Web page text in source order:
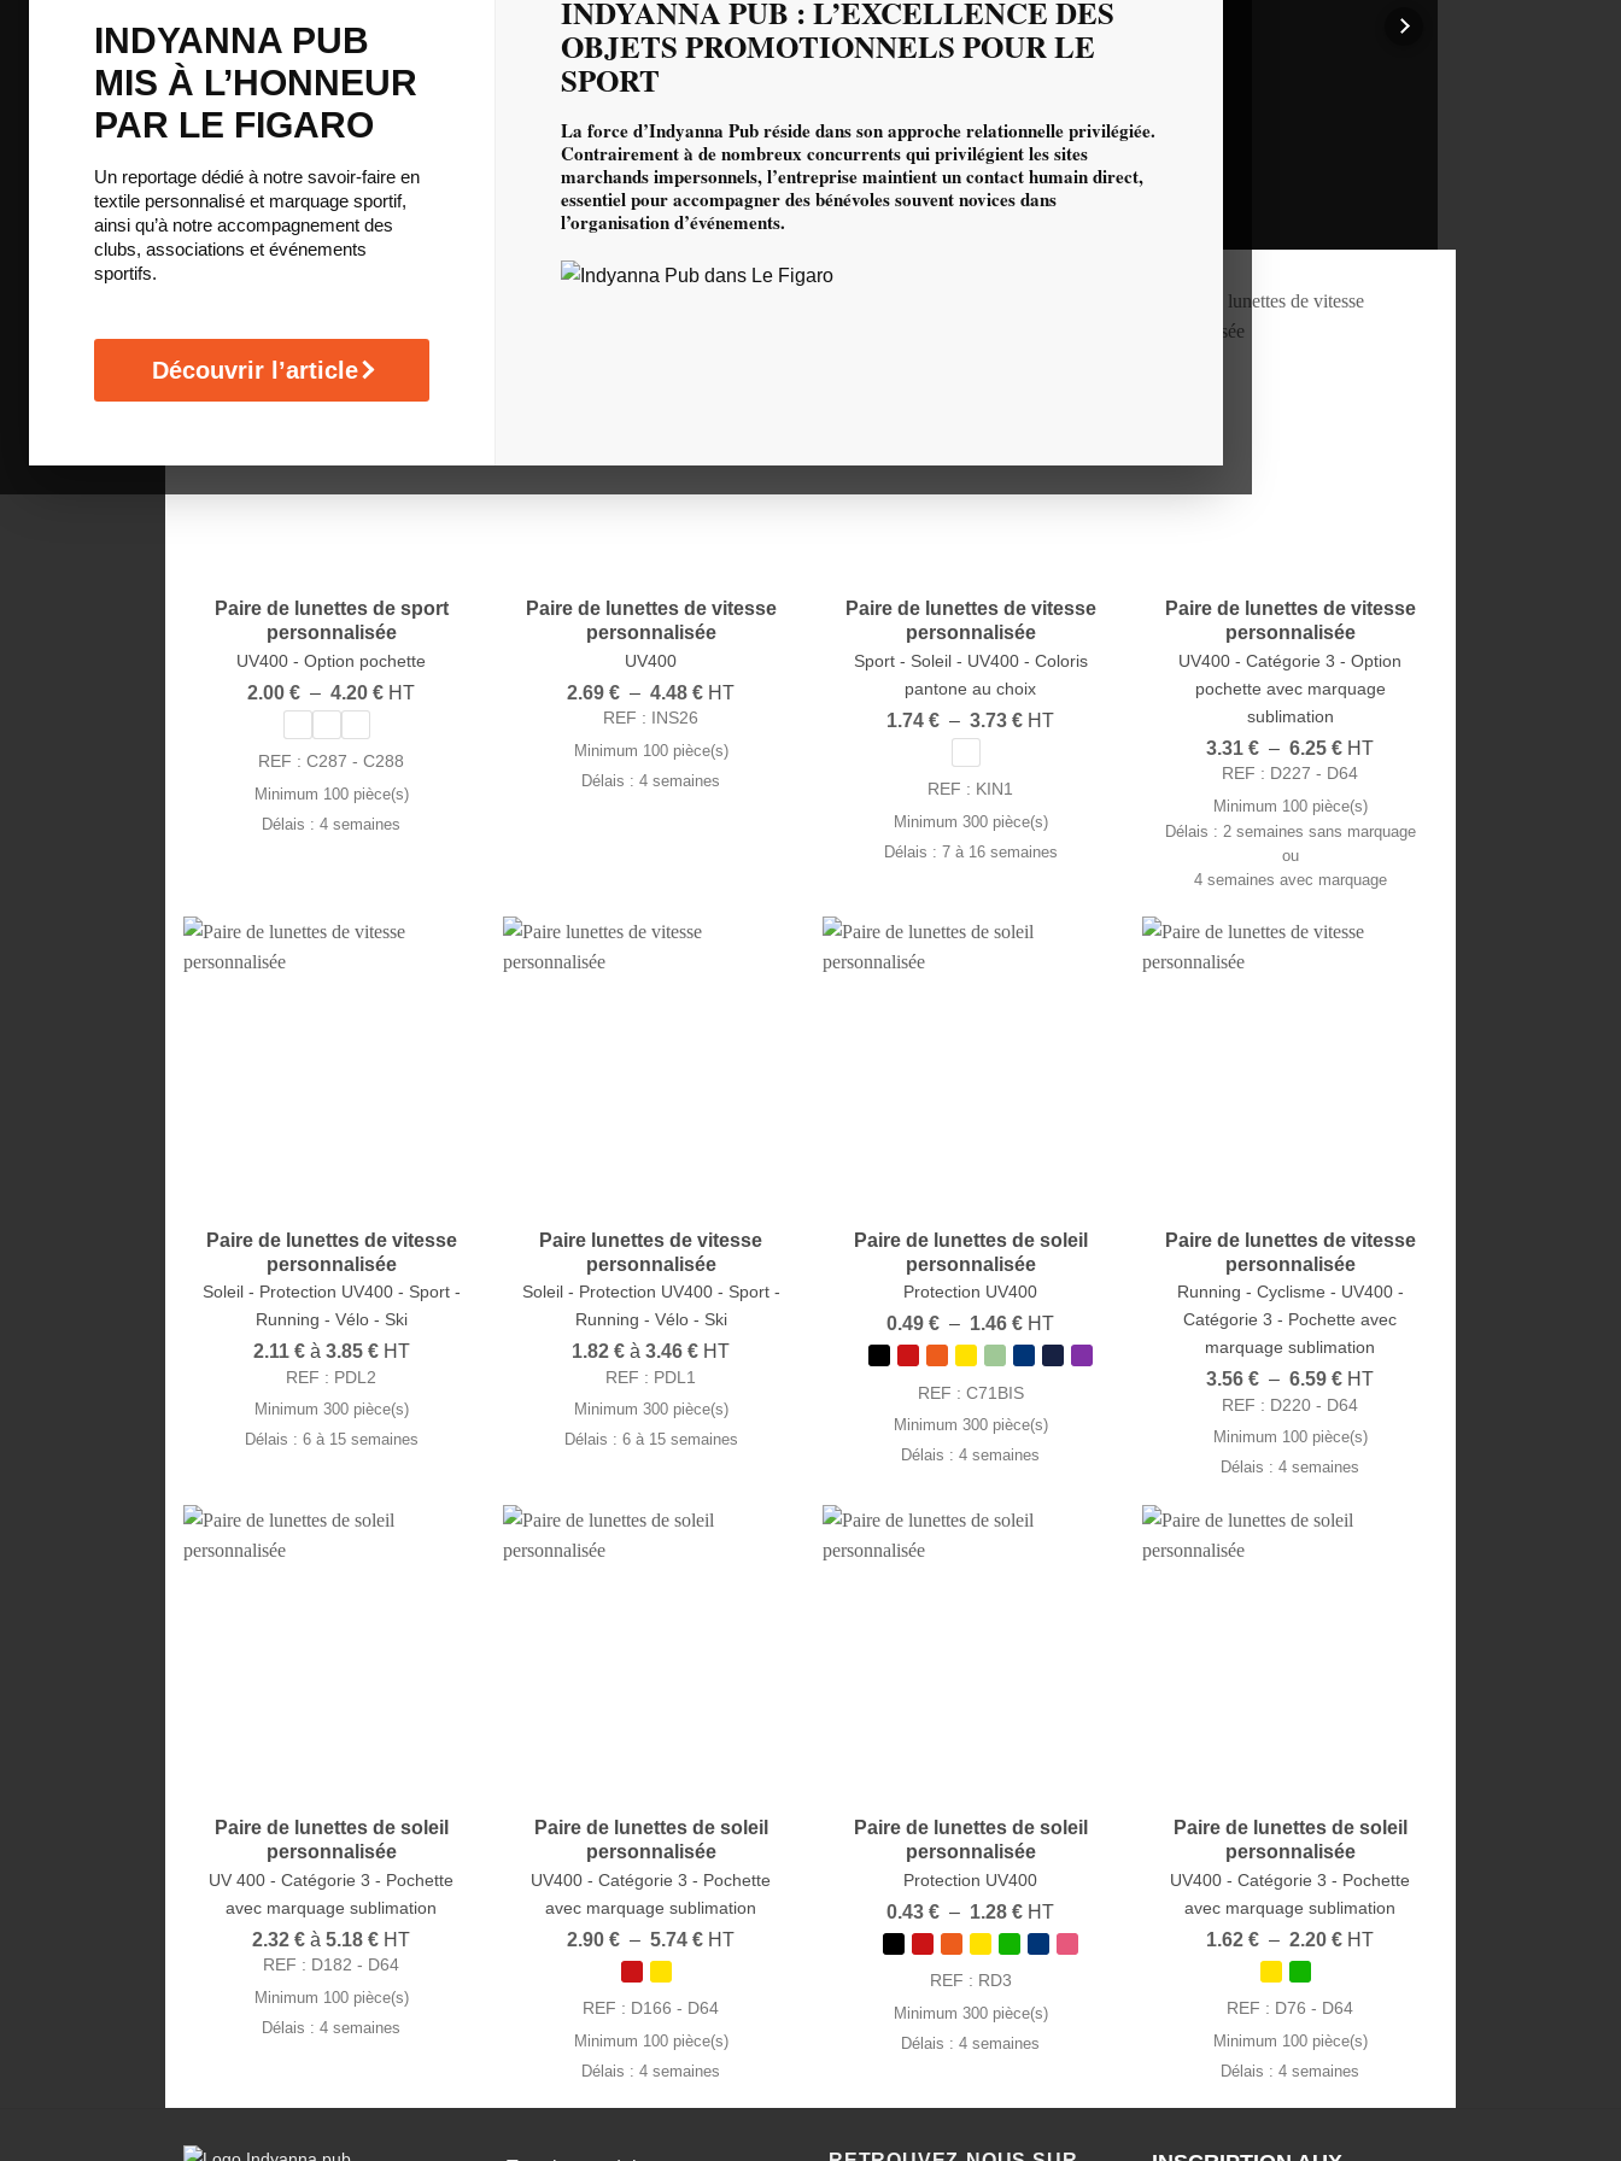
INDYANNA PUB
MIS À L’HONNEUR
PAR LE FIGARO
Un reportage dédié à notre savoir-faire en
textile personnalisé et marquage sportif,
ainsi qu’à notre accompagnement des
clubs, associations et événements
sportifs.
Découvrir l’article
INDYANNA PUB : L’EXCELLENCE DES
OBJETS PROMOTIONNELS POUR LE
SPORT
La force d’Indyanna Pub réside dans son approche relationnelle privilégiée.
Contrairement à de nombreux concurrents qui privilégient les sites
marchands impersonnels, l’entreprise maintient un contact humain direct,
essentiel pour accompagner des bénévoles souvent novices dans
l’organisation d’événements.
Avec notre configurateur 3D exclusif, créez votre maillot de
running de A à Z : couleurs, motifs et logos. Votre imagination
Je lance ma création 3D
Contactez-nous par mail
Paire de lunettes de sport
personnalisée
UV400 - Option pochette
2.00 € – 4.20 €Plage
à
4.20 €
HT
REF : C287 - C288
Minimum 100 pièce(s)
Délais : 4 semaines
Paire de lunettes de vitesse
personnalisée
UV400
2.69 € – 4.48 €Plage
2.69 €
4.48 €
HT
REF : INS26
Minimum 100 pièce(s)
Délais : 4 semaines
Paire de lunettes de vitesse
personnalisée
Sport - Soleil - UV400 - Coloris
pantone au choix
1.74 € – 3.73 €Plage
3.73 €
HT
REF : KIN1
Minimum 300 pièce(s)
Délais : 7 à 16 semaines
Paire de lunettes de vitesse
personnalisée
UV400 - Catégorie 3 - Option
pochette avec marquage
sublimation
3.31 € – 6.25 €Plage
de
prix :
3.31 €
à
6.25 €
HT
REF : D227 - D64
Minimum 100 pièce(s)
Délais : 2 semaines sans marquage
ou
4 semaines avec marquage
Paire de lunettes de vitesse
personnalisée
Soleil - Protection UV400 - Sport -
Running - Vélo - Ski
2.11 €à 3.85 €HT
REF : PDL2
Minimum 300 pièce(s)
Délais : 6 à 15 semaines
Paire lunettes de vitesse
personnalisée
Soleil - Protection UV400 - Sport -
Running - Vélo - Ski
1.82 € à 3.46 € HT
REF : PDL1
Minimum 300 pièce(s)
Délais : 6 à 15 semaines
Paire de lunettes de soleil
personnalisée
Protection UV400
0.49 € – 1.46 €Plage
de
prix :
à
1.46 €
HT
REF : C71BIS
Minimum 300 pièce(s)
Délais : 4 semaines
Paire de lunettes de vitesse
personnalisée
Running - Cyclisme - UV400 -
Catégorie 3 - Pochette avec
marquage sublimation
3.56 € – 6.59 €Plage
de
prix :
3.56 €
6.59 €
HT
REF : D220 - D64
Minimum 100 pièce(s)
Délais : 4 semaines
Paire de lunettes de soleil
personnalisée
UV 400 - Catégorie 3 - Pochette
avec marquage sublimation
2.32 € à 5.18 € HT
REF : D182 - D64
Minimum 100 pièce(s)
Délais : 4 semaines
Paire de lunettes de soleil
personnalisée
UV400 - Catégorie 3 - Pochette
avec marquage sublimation
2.90 € – 5.74 €Plage
à
5.74 €
HT
REF : D166 - D64
Minimum 100 pièce(s)
Délais : 4 semaines
Paire de lunettes de soleil
personnalisée
Protection UV400
0.43 € – 1.28 €Plage
de
prix :
1.28 €
HT
REF : RD3
Minimum 300 pièce(s)
Délais : 4 semaines
Paire de lunettes de soleil
personnalisée
UV400 - Catégorie 3 - Pochette
avec marquage sublimation
1.62 € – 2.20 €Plage
à
2.20 €
HT
REF : D76 - D64
Minimum 100 pièce(s)
Délais : 4 semaines